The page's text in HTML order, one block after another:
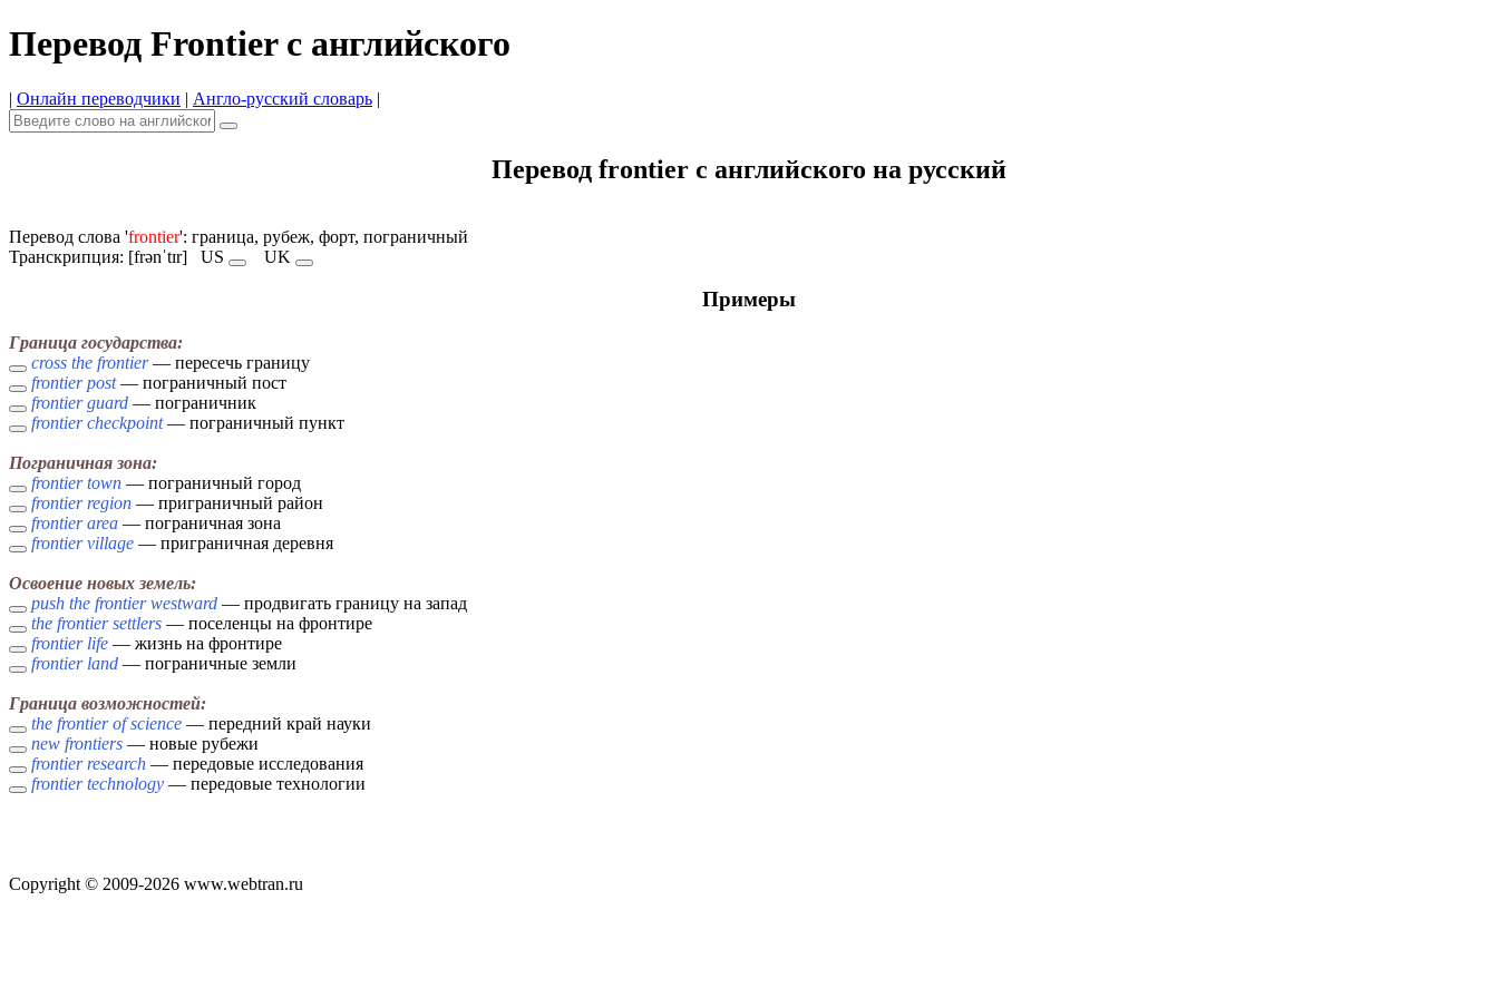
Перевод Frontier с английского
| Онлайн переводчики | Англо-русский словарь |
Перевод frontier с английского на русский
Перевод слова 'frontier': граница, рубеж, форт, пограничный
Транскрипция: [frənˈtɪr] US UK
Примеры
Граница государства:
cross the frontier— пересечь границу
frontier post— пограничный пост
frontier guard — пограничник
frontier checkpoint— пограничный пункт
Пограничная зона:
frontier town — пограничный город
frontier region — приграничный район
frontier area — пограничная зона
frontier village — приграничная деревня
Освоение новых земель:
push the frontier westward — продвигать границу на запад
the frontier settlers — поселенцы на фронтире
frontier life — жизнь на фронтире
frontier land — пограничные земли
Граница возможностей:
the frontier of science — передний край науки
new frontiers — новые рубежи
frontier research — передовые исследования
frontier technology — передовые технологии
Copyright © 2009-2026 www.webtran.ru